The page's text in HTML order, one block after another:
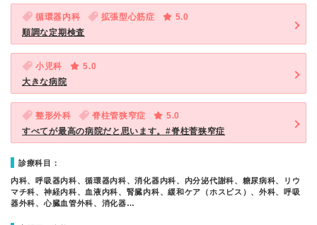
循環器内科 拡張型心筋症
5.0
順調な定期検査
小児科
5.0
大きな病院
整形外科 脊柱管狭窄症
5.0
すべてが最高の病院だと思います。#脊柱菅狭窄症
診療科目：
内科、呼吸器内科、循環器内科、消化器内科、内分泌代謝科、糖尿病科、リウ
マチ科、神経内科、血液内科、腎臓内科、緩和ケア（ホスピス）、外科、呼吸
器外科、心臓血管外科、消化器…